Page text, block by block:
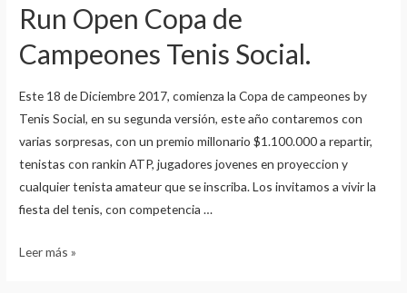
Run Open Copa de
Campeones Tenis Social.
Este 18 de Diciembre 2017, comienza la Copa de campeones by
Tenis Social, en su segunda versión, este año contaremos con
varias sorpresas, con un premio millonario $1.100.000 a repartir,
tenistas con rankin ATP, jugadores jovenes en proyeccion y
cualquier tenista amateur que se inscriba. Los invitamos a vivir la
fiesta del tenis, con competencia …
Leer más »